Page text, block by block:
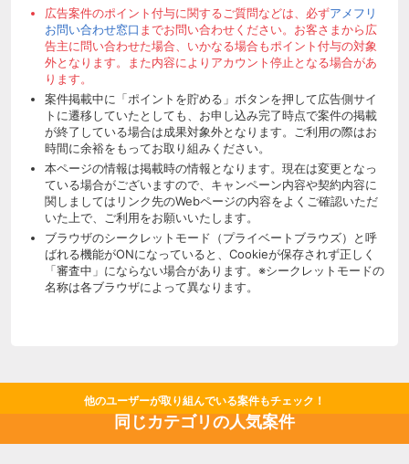
広告案件のポイント付与に関するご質問などは、必ずアメフリ
お問い合わせ窓口 までお問い合わせください。お客さまから広
告主に問い合わせた場合、いかなる場合もポイント付与の対象
外となります。また内容によりアカウント停止となる場合があ
ります。
案件掲載中に「ポイントを貯める」ボタンを押して広告側サイ
トに遷移していたとしても、お申し込み完了時点で案件の掲載
が終了している場合は成果対象外となります。ご利用の際はお
時間に余裕をもってお取り組みください。
本ページの情報は掲載時の情報となります。現在は変更となっ
ている場合がございますので、キャンペーン内容や契約内容に
関しましてはリンク先のWebページの内容をよくご確認いただ
いた上で、ご利用をお願いいたします。
ブラウザのシークレットモード（プライベートブラウズ）と呼
ばれる機能がONになっていると、Cookieが保存されず正しく
「審査中」にならない場合があります。※シークレットモードの
名称は各ブラウザによって異なります。
他のユーザーが取り組んでいる案件もチェック！
同じカテゴリの人気案件